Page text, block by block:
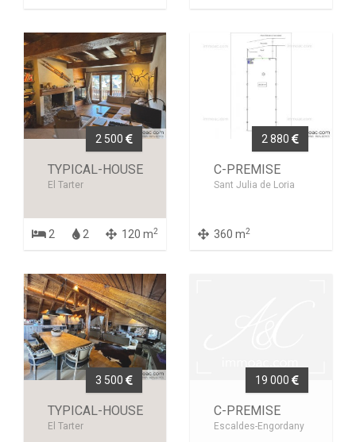
2 500
TYPICAL-HOUSE
El Tarter
2 2 120 m2
2 880
C-PREMISE
Sant Julia de Loria
360 m2
3 500
TYPICAL-HOUSE
El Tarter
19 000
C-PREMISE
Escaldes-Engordany